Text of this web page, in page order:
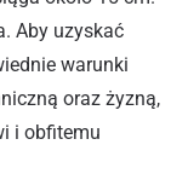
Aby uzyskać
warunki
oraz żyzną,
i obfitemu